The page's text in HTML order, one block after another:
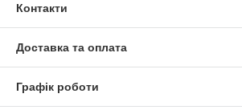
Контакти
Доставка та оплата
Графік роботи